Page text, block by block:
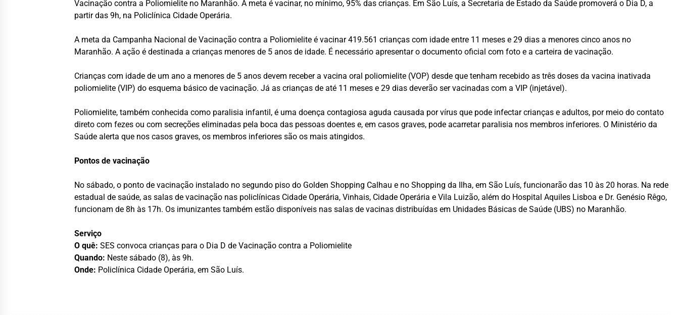
Vacinação contra a Poliomielite no Maranhão. A meta é vacinar, no mínimo, 95% das crianças. Em São Luís, a Secretaria de Estado da Saúde promoverá o Dia D, a
partir das 9h, na Policlínica Cidade Operária.
A meta da Campanha Nacional de Vacinação contra a Poliomielite é vacinar 419.561 crianças com idade entre 11 meses e 29 dias a menores cinco anos no
Maranhão. A ação é destinada a crianças menores de 5 anos de idade. É necessário apresentar o documento oficial com foto e a carteira de vacinação.
Crianças com idade de um ano a menores de 5 anos devem receber a vacina oral poliomielite (VOP) desde que tenham recebido as três doses da vacina inativada
poliomielite (VIP) do esquema básico de vacinação. Já as crianças de até 11 meses e 29 dias deverão ser vacinadas com a VIP (injetável).
Poliomielite, também conhecida como paralisia infantil, é uma doença contagiosa aguda causada por vírus que pode infectar crianças e adultos, por meio do contato
direto com fezes ou com secreções eliminadas pela boca das pessoas doentes e, em casos graves, pode acarretar paralisia nos membros inferiores. O Ministério da
Saúde alerta que nos casos graves, os membros inferiores são os mais atingidos.
Pontos de vacinação
No sábado, o ponto de vacinação instalado no segundo piso do Golden Shopping Calhau e no Shopping da Ilha, em São Luís, funcionarão das 10 às 20 horas. Na rede
estadual de saúde, as salas de vacinação nas policlínicas Cidade Operária, Vinhais, Cidade Operária e Vila Luizão, além do Hospital Aquiles Lisboa e Dr. Genésio Rêgo,
funcionam de 8h às 17h. Os imunizantes também estão disponíveis nas salas de vacinas distribuídas em Unidades Básicas de Saúde (UBS) no Maranhão.
Serviço
O quê: SES convoca crianças para o Dia D de Vacinação contra a Poliomielite
Quando: Neste sábado (8), às 9h.
Onde: Policlínica Cidade Operária, em São Luís.